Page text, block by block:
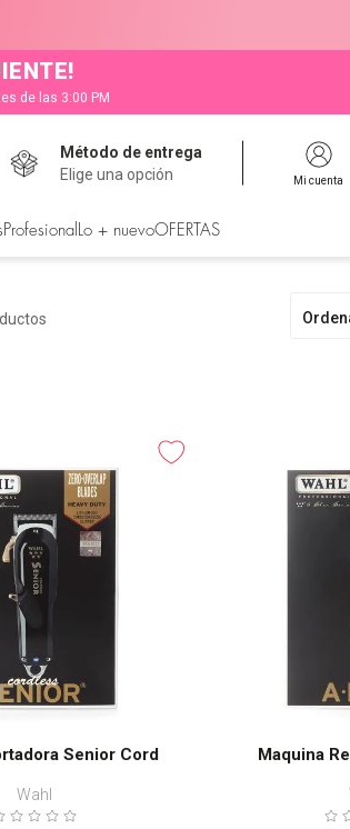
de las 3:00 PM
Método de entrega
Elige una opción
Mi cuenta
Profesional Lo + nuevoOFERTAS
Senior Cord
Wahl
Maquina